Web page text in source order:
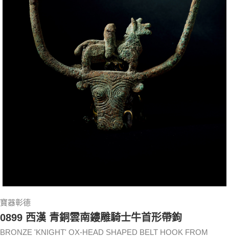
寶器彰德
0899 西漢 青銅雲南鏤雕騎士牛首形帶鉤
BRONZE 'KNIGHT' OX-HEAD SHAPED BELT HOOK FROM